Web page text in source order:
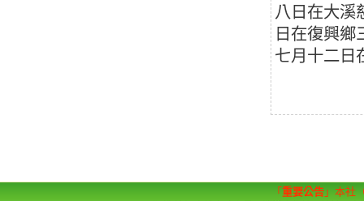
八日在大溪
日在復興
七月十二日
「 重要公告」本社